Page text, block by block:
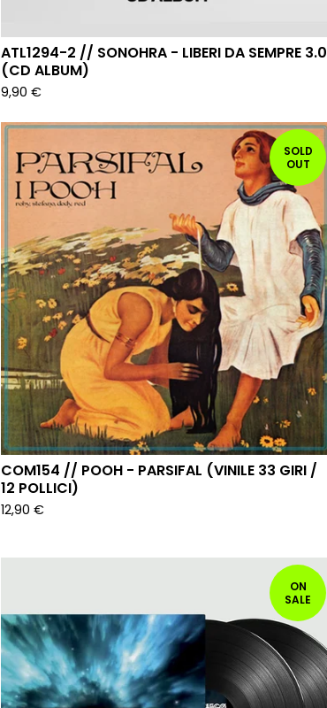
ATL1294-2 // SONOHRA - LIBERI DA SEMPRE 3.0
(CD ALBUM)
9,90 €
SOLD
OUT
COM154 // POOH - PARSIFAL (VINILE 33 GIRI /
12 POLLICI)
12,90 €
ON
SALE